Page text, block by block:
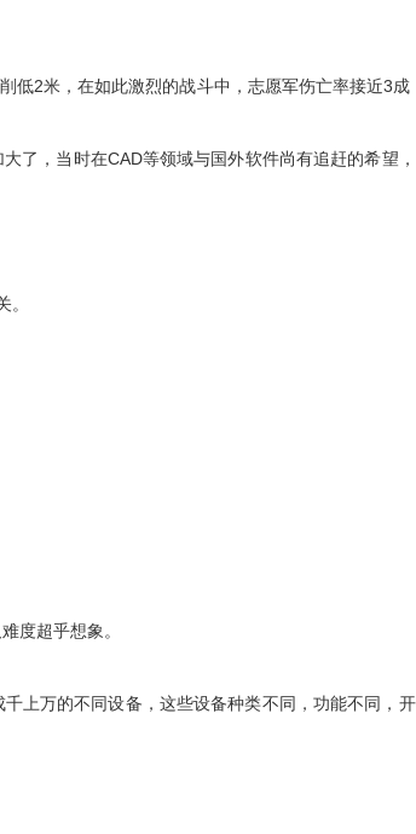
低2米，在如此激烈的战斗中，志愿军伤亡率接近3成
了，当时在CAD等领域与国外软件尚有追赶的希望
度超乎想象。
上万的不同设备，这些设备种类不同，功能不同，